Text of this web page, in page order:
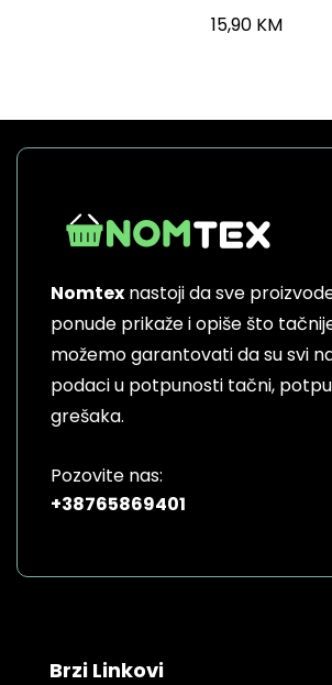
15,90 KM
Nomtex nastoji da sve
ponude prikaže i opiše što
možemo garantovati da su svi
podaci u potpunosti tačni,
grešaka.
Pozovite nas:
+38765869401
Brzi Linkovi